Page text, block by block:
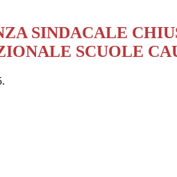
SINDACALE
SCUOLE